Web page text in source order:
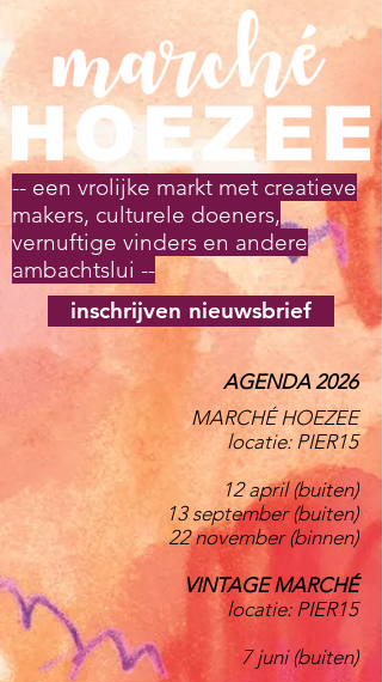
-- een vrolijke markt met creatieve
makers, culturele doeners,
vernuftige vinders en andere
ambachtslui --
inschrijven nieuwsbrief
AGENDA 2026
MARCHÉ HOEZEE
locatie: PIER15
12 april (buiten)
13 september (buiten)
22 november (binnen)
VINTAGE MARCHÉ
locatie: PIER15
7 juni (buiten)